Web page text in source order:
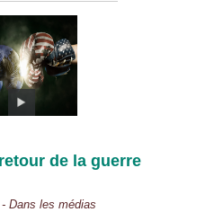
de la guerre
- Dans les médias